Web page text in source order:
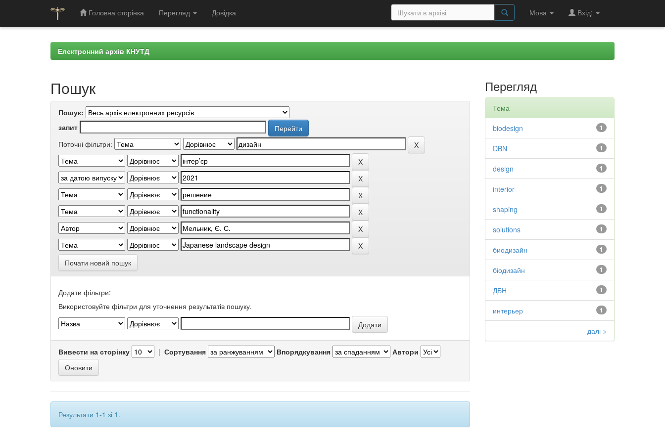
Головна сторінка Перегляд Довідка Мова Вхід:
Електронний архів КНУТД
Пошук
Пошук:
запит
Поточні фільтри:
Почати новий пошук
Додати фільтри:
Використовуйте фільтри для уточнення результатів пошуку.
Вивести на сторінку | Сортування Впорядкування Автори
Результати 1-1 зі 1.
Перегляд
Тема
1
biodesign
1
DBN
1
design
1
interior
1
shaping
1
solutions
1
биодизайн
1
біодизайн
1
ДБН
1
интерьер
далі >